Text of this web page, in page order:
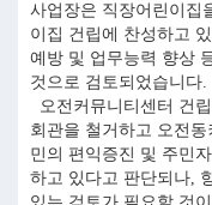
사업장은 직장어린이집
이집 건립에 찬성하고
예방 및 업무능력 향상
것으로 검토되었습니다.
오전커뮤니티센터 건
회관을 철거하고 오전
민의 편익증진 및 주민
하고 있다고 판단되나,